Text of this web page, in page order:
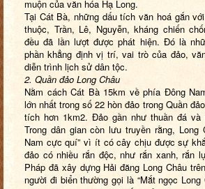
muộn của văn hóa Hạ Long.
Tại Cát Bà, những dấu tích văn hoá gắn
thuộc, Trần, Lê, Nguyễn, kháng chiến
đều đã lần lượt được phát hiện. Đó là
phần khẳng định vị trí, vai trò của đảo,
diễn trình lịch sử dân tộc.
2. Quần đảo Long Châu
Nằm cách Cát Bà 15km về phía Đông
lớn nhất trong số 22 hòn đảo trong Quần
tích hơn 1km2. Đảo gần như thuần đá và
Trong dân gian còn lưu truyền rằng, Long
Nam cực quí” vì ít có cây chịu được sự
đảo có nhiều rắn độc, như rắn xanh, rắn
Pháp đã xây dựng Hải đăng Long Châu
người đi biển thường gọi là “Mắt ngọc Long